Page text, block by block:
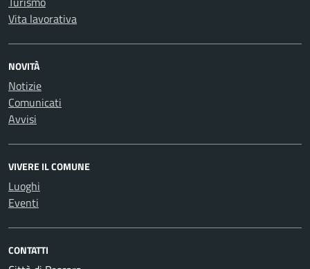
Vita lavorativa
NOVITÀ
Notizie
Comunicati
Avvisi
VIVERE IL COMUNE
Luoghi
Eventi
CONTATTI